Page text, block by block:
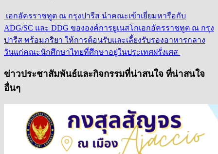
เอกอัครราชทูต ณ กรุงปารีส นำคณะเข้าเยี่ยมหารือกับ
ADG/SC และ DDG ขององค์การยูเนสโกเอกอัครราชทูต ณ กรุง
ปารีส พร้อมภริยา ให้การต้อนรับและเลี้ยงรับรองอาหารกลาง
วันแก่คณะนักศึกษาไทยที่ศึกษาอยู่ในประเทศฝรั่งเศส
ข่าวประชาสัมพันธ์และกิจกรรมที่น่าสนใจ ที่น่าสนใจ
อื่นๆ